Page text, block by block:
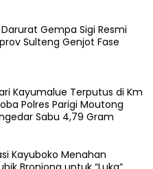
Gempa Sigi Resmi
Sulteng Genjot Fase
Kayumalue Terputus di Km
Polres Parigi Moutong
Sabu 4,79 Gram
Kayuboko Menahan